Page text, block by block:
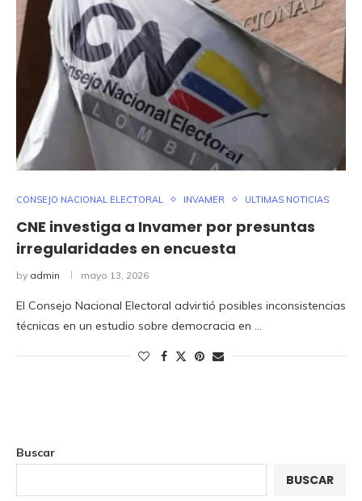
CONSEJO NACIONAL ELECTORAL INVAMER ULTIMAS NOTICIAS
CNE investiga a Invamer por presuntas
irregularidades en encuesta
by admin mayo 13, 2026
El Consejo Nacional Electoral advirtió posibles inconsistencias
técnicas en un estudio sobre democracia en …
Buscar
BUSCAR